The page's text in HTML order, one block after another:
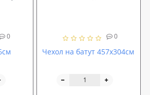
0 0
Чехол на батут 457x304см